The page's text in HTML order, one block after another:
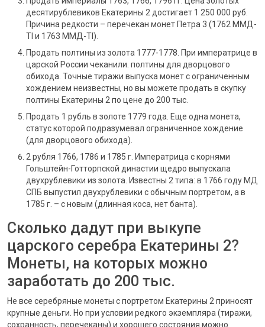
десятирублевиков Екатерины 2 достигает 1 250 000 руб.
Причина редкости – перечекан монет Петра 3 (1762 ММД-
TI и 1763 ММД-TI).
Продать полтины из золота 1777-1778. При императрице в
царской России чеканили. полтины для дворцового
обихода. Точные тиражи выпуска монет с ограниченным
хождением неизвестны, но вы можете продать в скупку
полтины Екатерины 2 по цене до 200 тыс.
Продать 1 рубль в золоте 1779 года. Еще одна монета,
статус которой подразумевал ограниченное хождение
(для дворцового обихода).
2 рубля 1766, 1786 и 1785 г. Императрица с корнями
Гольштейн-Готторпской династии щедро выпускала
двухрублевики из золота. Известны 2 типа: в 1766 году МД
СПБ выпустил двухрублевики с обычным портретом, а в
1785 г. – с новым (длинная коса, нет банта).
Сколько дадут при выкупе
царского серебра Екатерины 2?
Монеты, на которых можно
заработать до 200 тыс.
Не все серебряные монеты с портретом Екатерины 2 приносят
крупные деньги. Но при условии редкого экземпляра (тиражи,
сохранность, перечеканы) и хорошего состояния можно